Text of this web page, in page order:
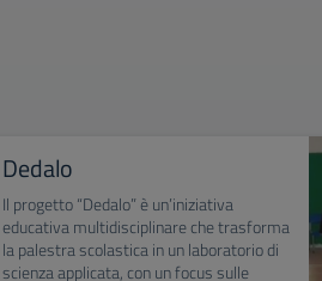
Dedalo
Il progetto “Dedalo” è un’iniziativa
educativa multidisciplinare che trasforma
la palestra scolastica in un laboratorio di
scienza applicata, con un focus sulle